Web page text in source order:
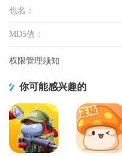
包名：
MD5值：
权限管理须知
你可能感兴趣的